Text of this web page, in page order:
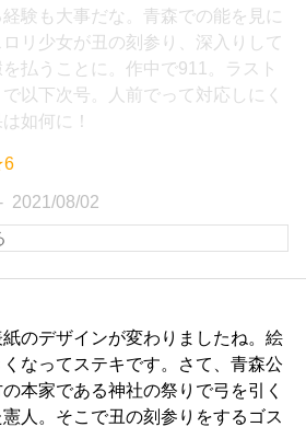
験も大事だな。青森での能を見に
リ少女が丑の刻参り、深入りして
払うことに。作中で911。ラスト
以下次号。人前でって対応しにく
如何に！
2021/08/02
のデザインが変わりましたね。絵
なってステキです。さて、青森公
本家である神社の祭りで弓を引く
人。そこで丑の刻参りをするゴス